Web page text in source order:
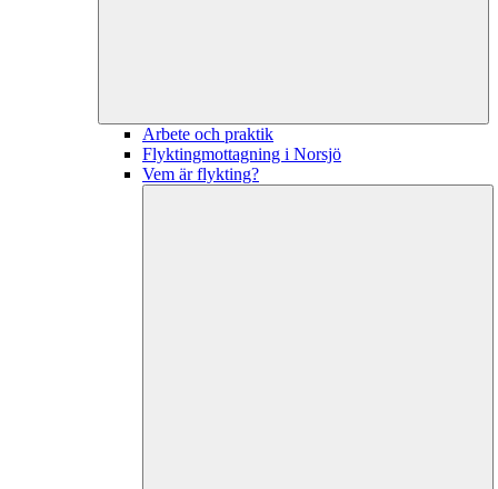
Arbete och praktik
Flyktingmottagning i Norsjö
Vem är flykting?